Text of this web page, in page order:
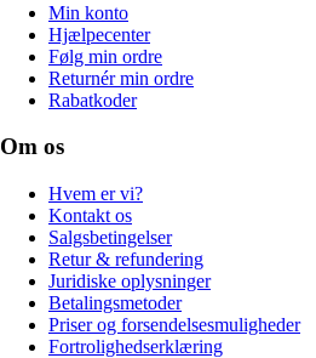
Min konto
Hjælpecenter
Følg min ordre
Returnér min ordre
Rabatkoder
Om os
Hvem er vi?
Kontakt os
Salgsbetingelser
Retur & refundering
Juridiske oplysninger
Betalingsmetoder
Priser og forsendelsesmuligheder
Fortrolighedserklæring